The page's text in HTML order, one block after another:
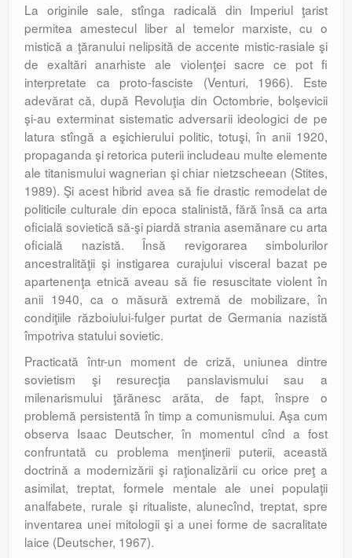
La originile sale, stînga radicală din Imperiul ţarist
permitea amestecul liber al temelor marxiste, cu o
mistică a ţăranului nelipsită de accente mistic-rasiale şi
de exaltări anarhiste ale violenţei sacre ce pot fi
interpretate ca proto-fasciste (Venturi, 1966). Este
adevărat că, după Revoluţia din Octombrie, bolşevicii
şi-au exterminat sistematic adversarii ideologici de pe
latura stîngă a eşichierului politic, totuşi, în anii 1920,
propaganda şi retorica puterii includeau multe elemente
ale titanismului wagnerian şi chiar nietzscheean (Stites,
1989). Şi acest hibrid avea să fie drastic remodelat de
politicile culturale din epoca stalinistă, fără însă ca arta
oficială sovietică să-şi piardă strania asemănare cu arta
oficială nazistă. Însă revigorarea simbolurilor
ancestralităţii şi instigarea curajului visceral bazat pe
apartenenţa etnică aveau să fie resuscitate violent în
anii 1940, ca o măsură extremă de mobilizare, în
condiţiile războiului-fulger purtat de Germania nazistă
împotriva statului sovietic.
Practicată într-un moment de criză, uniunea dintre
sovietism şi resurecţia panslavismului sau a
milenarismului ţărănesc arăta, de fapt, înspre o
problemă persistentă în timp a comunismului. Aşa cum
observa Isaac Deutscher, în momentul cînd a fost
confruntată cu problema menţinerii puterii, această
doctrină a modernizării şi raţionalizării cu orice preţ a
asimilat, treptat, formele mentale ale unei populaţii
analfabete, rurale şi ritualiste, alunecînd, treptat, spre
inventarea unei mitologii şi a unei forme de sacralitate
laice (Deutscher, 1967).